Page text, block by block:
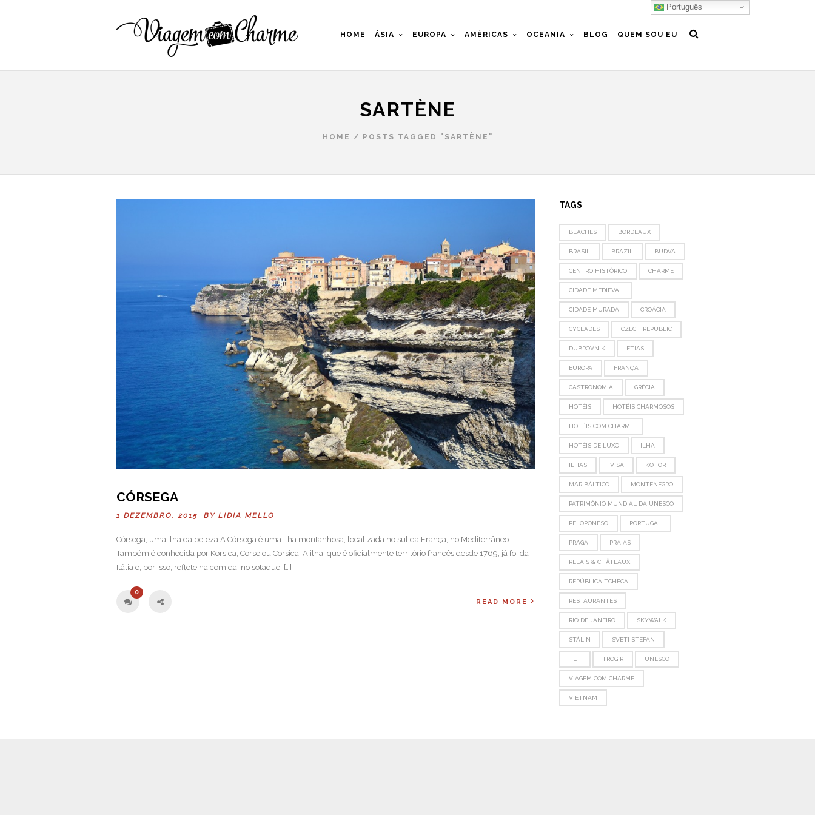
HOME ÁSIA EUROPA AMÉRICAS OCEANIA BLOG QUEM SOU EU
SARTÈNE
HOME / POSTS TAGGED "SARTÈNE"
CÓRSEGA
1 DEZEMBRO, 2015 BY LIDIA MELLO
Córsega, uma ilha da beleza A Córsega é uma ilha montanhosa, localizada no sul da França, no Mediterrâneo.
Também é conhecida por Korsica, Corse ou Corsica. A ilha, que é oficialmente território francês desde 1769, já foi da
Itália e, por isso, reflete na comida, no sotaque, […]
0
READ MORE
TAGS
BEACHES BORDEAUX
BRASIL BRAZIL BUDVA
CENTRO HISTÓRICO CHARME
CIDADE MEDIEVAL
CIDADE MURADA CROÁCIA
CYCLADES CZECH REPUBLIC
DUBROVNIK ETIAS
EUROPA FRANÇA
GASTRONOMIA GRÉCIA
HOTÉIS HOTÉIS CHARMOSOS
HOTÉIS COM CHARME
HOTÉIS DE LUXO ILHA
ILHAS IVISA KOTOR
MAR BÁLTICO MONTENEGRO
PATRIMÔNIO MUNDIAL DA UNESCO
PELOPONESO PORTUGAL
PRAGA PRAIAS
RELAIS & CHÂTEAUX
REPÚBLICA TCHECA
RESTAURANTES
RIO DE JANEIRO SKYWALK
STÁLIN SVETI STEFAN
TET TROGIR UNESCO
VIAGEM COM CHARME
VIETNAM
Português